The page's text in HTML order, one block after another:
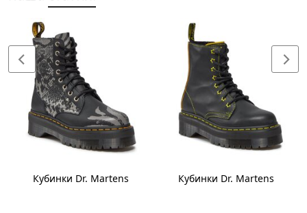
Кубинки Dr. Martens Кубинки Dr. Martens